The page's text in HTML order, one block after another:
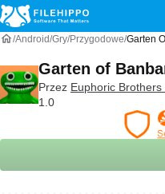
Android Gry Przygodowe Garten
Garten of
Przez Euphoric Brothers
1.0